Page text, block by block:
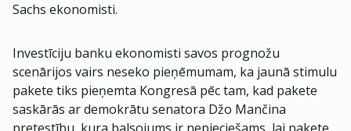
Sachs ekonomisti.
Investīciju banku ekonomisti savos prognožu
scenārijos vairs neseko pieņēmumam, ka jaunā stimulu
pakete tiks pieņemta Kongresā pēc tam, kad pakete
saskārās ar demokrātu senatora Džo Mančina